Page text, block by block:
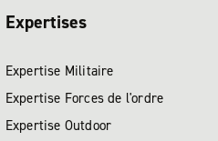
Expertises
Expertise Militaire
Expertise Forces de l'ordre
Expertise Outdoor